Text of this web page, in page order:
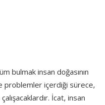
bulmak insan doğasının
problemler içerdiği sürece,
İcat, insan